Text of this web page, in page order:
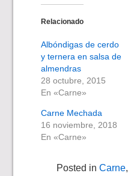
Relacionado
Albóndigas de cerdo
y ternera en salsa de
almendras
28 octubre, 2015
En «Carne»
Carne Mechada
16 noviembre, 2018
En «Carne»
Posted in Carne,